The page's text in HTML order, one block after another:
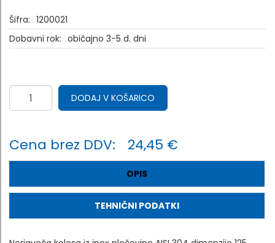
Šifra: 1200021
Dobavni rok: običajno 3-5 d. dni
DODAJ V KOŠARICO
Cena brez DDV: 24,45 €
OPIS
TEHNIČNI PODATKI